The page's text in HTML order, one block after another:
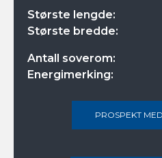
Største lengde:
Største bredde:
Antall soverom:
Energimerking:
PROSPEKT